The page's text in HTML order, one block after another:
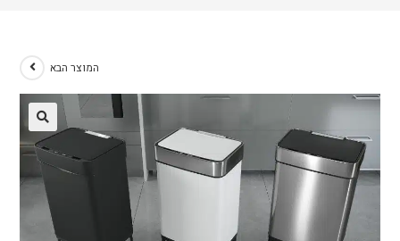
המוצר הבא
🔍